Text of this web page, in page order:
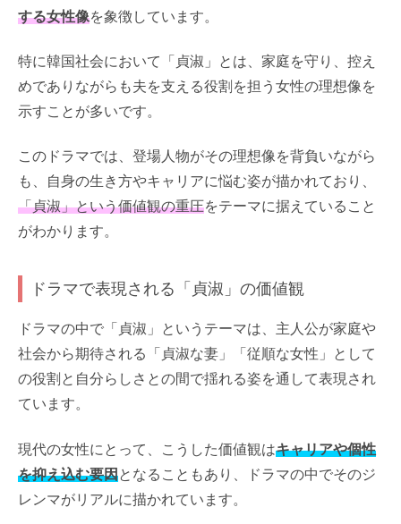
する女性像を象徴しています。
特に韓国社会において「貞淑」とは、家庭を守り、控え
めでありながらも夫を支える役割を担う女性の理想像を
示すことが多いです。
このドラマでは、登場人物がその理想像を背負いながら
も、自身の生き方やキャリアに悩む姿が描かれており、
「貞淑」という価値観の重圧をテーマに据えていること
がわかります。
ドラマで表現される「貞淑」の価値観
ドラマの中で「貞淑」というテーマは、主人公が家庭や
社会から期待される「貞淑な妻」「従順な女性」として
の役割と自分らしさとの間で揺れる姿を通して表現され
ています。
現代の女性にとって、こうした価値観はキャリアや個性
を抑え込む要因となることもあり、ドラマの中でそのジ
レンマがリアルに描かれています。